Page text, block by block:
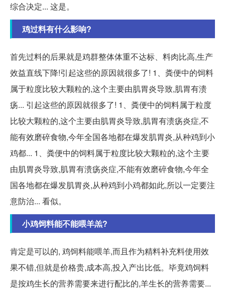
综合决定... 这是。
鸡过料有什么影响?
首先过料的后果就是鸡群整体体重不达标、料肉比高,生产
效益直线下降!引起这些的原因就很多了! 1、粪便中的饲料
属于粒度比较大颗粒的,这个主要由肌胃炎导致,肌胃有溃
疡... 引起这些的原因就很多了! 1、粪便中的饲料属于粒度
比较大颗粒的,这个主要由肌胃炎导致,肌胃有溃疡炎症,不
能有效磨碎食物,今年全国各地都在爆发肌胃炎,从种鸡到小
鸡都... 1、粪便中的饲料属于粒度比较大颗粒的,这个主要
由肌胃炎导致,肌胃有溃疡炎症,不能有效磨碎食物,今年全
国各地都在爆发肌胃炎,从种鸡到小鸡都如此,所以一定要注
意防治... 看似。
小鸡饲料能不能喂羊羔?
肯定是可以的, 鸡饲料能喂羊,而且作为精料补充料使用效
果不错,但就是价格贵,成本高,投入产出比低。毕竟鸡饲料
是按鸡生长的营养需要来进行配比的,羊生长的营养需要...